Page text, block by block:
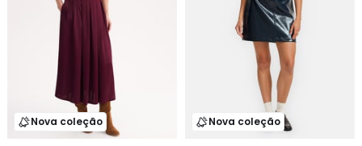
Nova coleção Nova coleção